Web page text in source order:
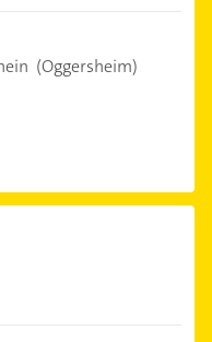
(Oggersheim)